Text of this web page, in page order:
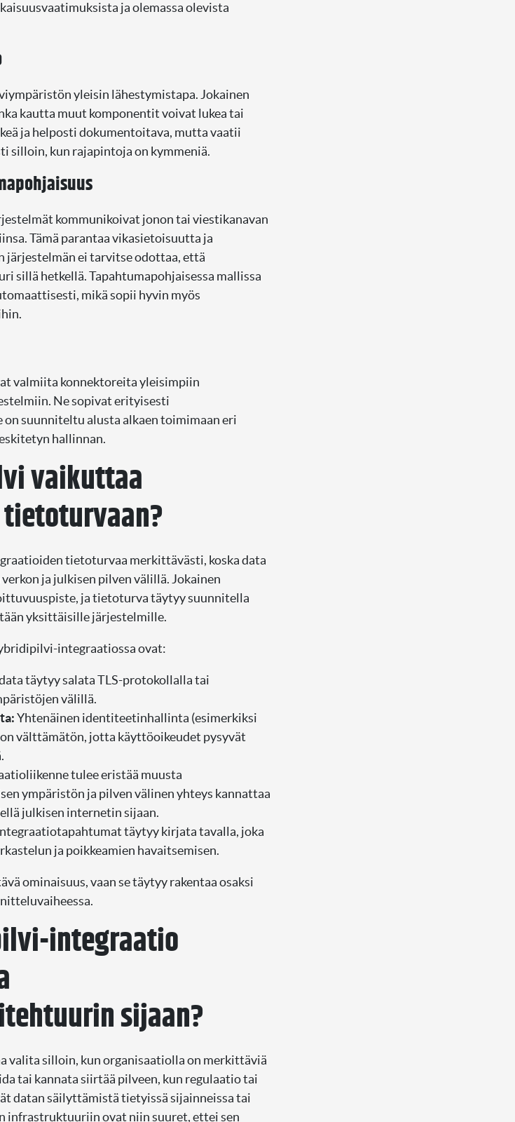
ja olemassa olevista
yleisin lähestymistapa. Jokainen
kautta muut komponentit voivat lukea tai
ja helposti dokumentoitava, mutta vaatii
silloin, kun rajapintoja on kymmeniä.
kommunikoivat jonon tai viestikanavan
Tämä parantaa vikasietoisuutta ja
järjestelmän ei tarvitse odottaa, että
sillä hetkellä. Tapahtumapohjaisessa mallissa
mikä sopii hyvin myös
valmiita konnektoreita yleisimpiin
Ne sopivat erityisesti
suunniteltu alusta alkaen toimimaan eri
hallinnan.
vaikuttaa
tietoturvaa merkittävästi, koska data
ja julkisen pilven välillä. Jokainen
ja tietoturva täytyy suunnitella
yksittäisille järjestelmille.
integraatiossa ovat:
täytyy salata TLS-protokollalla tai
välillä.
Yhtenäinen identiteetinhallinta (esimerkiksi
välttämätön, jotta käyttöoikeudet pysyvät
tulee eristää muusta
ympäristön ja pilven välinen yhteys kannattaa
julkisen internetin sijaan.
täytyy kirjata tavalla, joka
ja poikkeamien havaitsemisen.
ominaisuus, vaan se täytyy rakentaa osaksi
integraatio
sijaan?
silloin, kun organisaatiolla on merkittäviä
tai kannata siirtää pilveen, kun regulaatio tai
datan säilyttämistä tietyissä sijainneissa tai
infrastruktuuriin ovat niin suuret, ettei sen